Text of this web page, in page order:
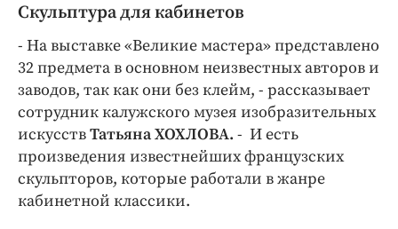
Скульптура для кабинетов
- На выставке «Великие мастера» представлено
32 предмета в основном неизвестных авторов и
заводов, так как они без клейм, - рассказывает
сотрудник калужского музея изобразительных
искусствТатьяна ХОХЛОВА. - И есть
произведения известнейших французских
скульпторов, которые работали в жанре
кабинетной классики.